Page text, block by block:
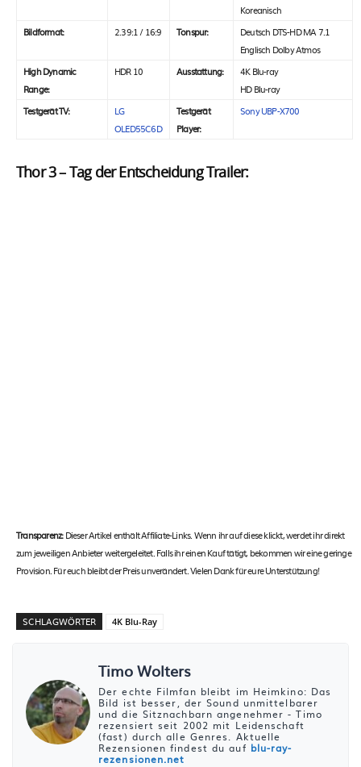
Koreanisch
Bildformat:
2.39:1 / 16:9 Tonspur:
Deutsch DTS-HD MA 7.1
Englisch Dolby Atmos
High Dynamic
Range:
HDR 10 Ausstattung:
4K Blu-ray
HD Blu-ray
Testgerät TV:
LG
OLED55C6D
Testgerät
Player:
Sony UBP-X700
Thor 3 – Tag der Entscheidung Trailer:
Transparenz:Dieser Artikel enthält Affiliate-Links. Wenn ihr auf diese klickt, werdet ihr direkt
zum jeweiligen Anbieter weitergeleitet. Falls ihr einen Kauf tätigt, bekommen wir eine geringe
Provision. Für euch bleibt der Preis unverändert. Vielen Dank für eure Unterstützung!
SCHLAGWÖRTER 4K Blu-Ray
Timo Wolters
Der echte Filmfan bleibt im Heimkino: Das
Bild ist besser, der Sound unmittelbarer
und die Sitznachbarn angenehmer - Timo
rezensiert seit 2002 mit Leidenschaft
(fast) durch alle Genres. Aktuelle
Rezensionen findest du auf blu-ray-
rezensionen.net